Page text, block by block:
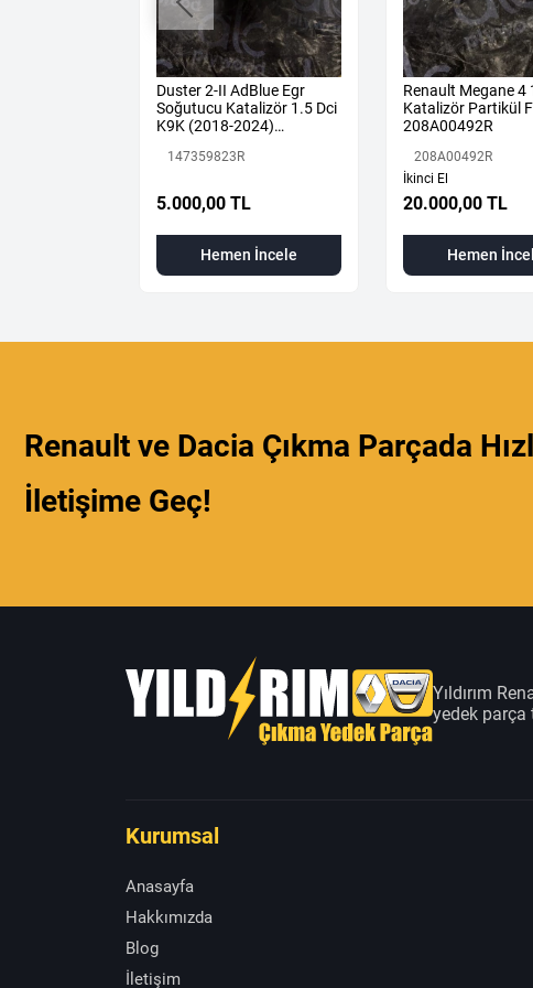
Duster 2-II AdBlue Egr
Soğutucu Katalizör 1.5 Dci
K9K (2018-2024)
Çıkma
147359823R
5.000,00 TL
Hemen İncele
Renault Megane 4
Katalizör Partikül
208A00492R
208A00492R
İkinci El
20.000,00 TL
Hemen
Renault ve Dacia Çıkma Parçada
İletişime Geç!
Yıldırım
yedek parça
Kurumsal
Anasayfa
Hakkımızda
Blog
İletişim